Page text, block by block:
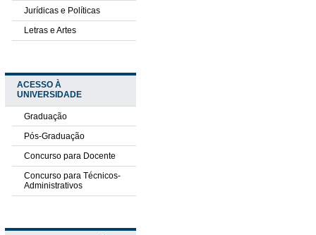
Jurídicas e Políticas
Letras e Artes
ACESSO À
UNIVERSIDADE
Graduação
Pós-Graduação
Concurso para Docente
Concurso para Técnicos-
Administrativos